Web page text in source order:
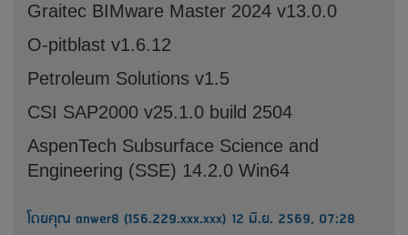
Graitec BIMware Master 2024 v13.0.0
O-pitblast v1.6.12
Petroleum Solutions v1.5
CSI SAP2000 v25.1.0 build 2504
AspenTech Subsurface Science and
Engineering (SSE) 14.2.0 Win64
โดยคุณ anwer8 (156.229.xxx.xxx) 12 มิ.ย. 2569, 07:28